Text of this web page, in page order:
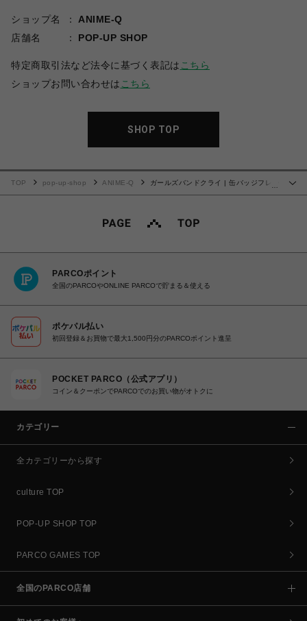
ショップ名
ANIME-Q
店舗名
POP-UP SHOP
特定商取引法など法令に基づく表記は こちら
ショップお問い合わせは こちら
SHOP TOP
TOP pop-up-shop ANIME-Q
ガールズバンドクライ | 缶バッジフレー
PARCOポイント
全国のPARCOやONLINE PARCOで貯まる＆使える
ポケパル払い
初回登録＆お買物で最大1,500円分のPARCOポイント進呈
POCKET PARCO（公式アプリ）
コイン＆クーポンでPARCOでのお買い物がオトクに
カテゴリー
全カテゴリーから探す
culture TOP
POP-UP SHOP TOP
PARCO GAMES TOP
全国のPARCO店舗